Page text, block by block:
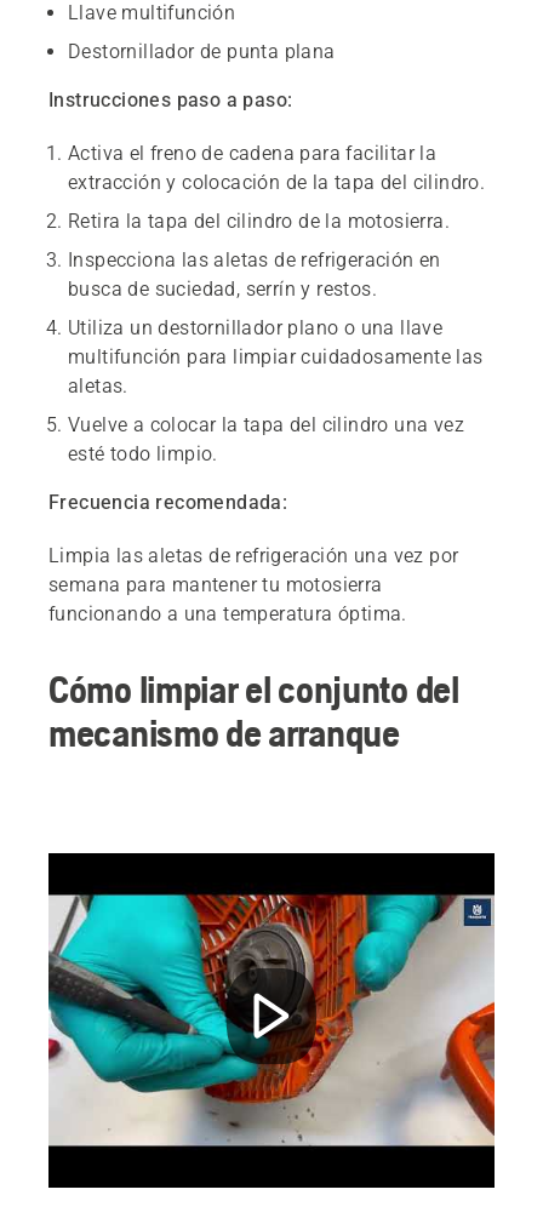
Llave multifunción
Destornillador de punta plana
Instrucciones paso a paso:
Activa el freno de cadena para facilitar la
extracción y colocación de la tapa del cilindro.
Retira la tapa del cilindro de la motosierra.
Inspecciona las aletas de refrigeración en
busca de suciedad, serrín y restos.
Utiliza un destornillador plano o una llave
multifunción para limpiar cuidadosamente las
aletas.
Vuelve a colocar la tapa del cilindro una vez
esté todo limpio.
Frecuencia recomendada:
Limpia las aletas de refrigeración una vez por
semana para mantener tu motosierra
funcionando a una temperatura óptima.
Cómo limpiar el conjunto del
mecanismo de arranque